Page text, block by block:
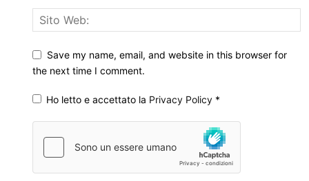
Save my name, email, and website in this browser for
the next time I comment.
Ho letto e accettato la Privacy Policy *